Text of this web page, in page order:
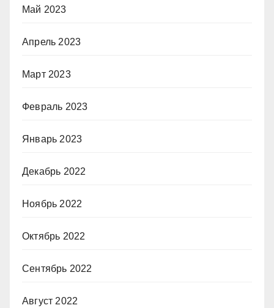
Май 2023
Апрель 2023
Март 2023
Февраль 2023
Январь 2023
Декабрь 2022
Ноябрь 2022
Октябрь 2022
Сентябрь 2022
Август 2022